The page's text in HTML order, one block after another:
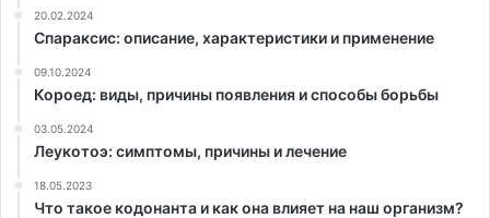
20.02.2024
Спараксис: описание, характеристики и применение
09.10.2024
Короед: виды, причины появления и способы борьбы
03.05.2024
Леукотоэ: симптомы, причины и лечение
18.05.2023
Что такое кодонанта и как она влияет на наш организм?